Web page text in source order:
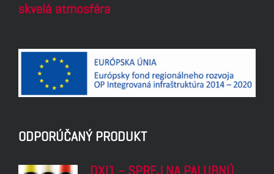
skvelá atmosféra
ODPORÚČANÝ PRODUKT